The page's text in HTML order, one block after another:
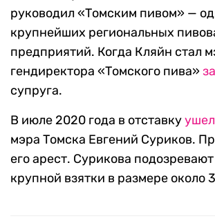
руководил «Томским пивом» —
крупнейших региональных
предприятий. Когда Кляйн стал
гендиректора «Томского пива»
супруга.
В июле 2020 года в отставкуушел
мэра Томска Евгений Суриков.
его арест. Сурикова
крупной взятки в размере около